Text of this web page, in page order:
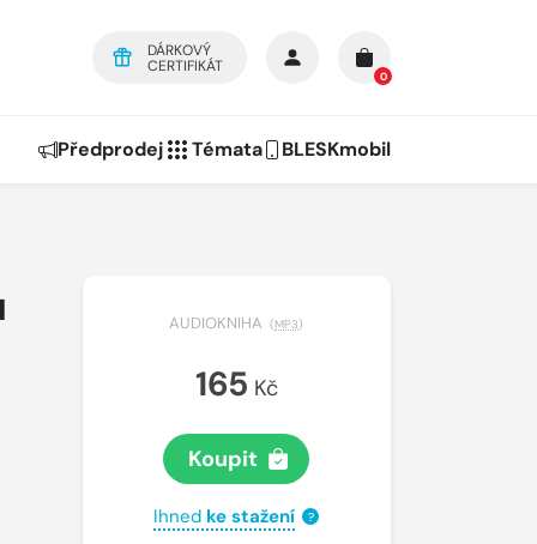
DÁRKOVÝ
CERTIFIKÁT
0
Předprodej Témata BLESKmobil
AUDIOKNIHA (MP3)
165 Kč
Koupit
Ihned ke stažení ?